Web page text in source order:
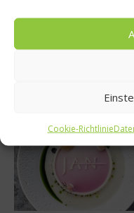
Cookie-Richtlinie
Ähnliche Beiträge